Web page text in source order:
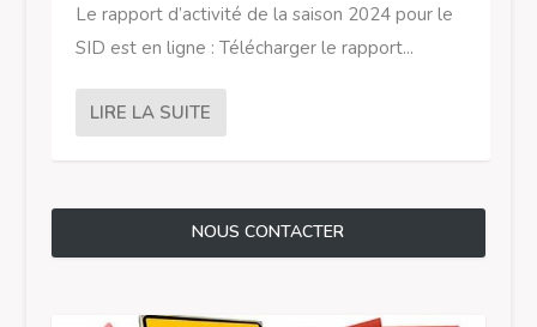
Le rapport d’activité de la saison 2024 pour le
SID est en ligne : Télécharger le rapport...
LIRE LA SUITE
NOUS CONTACTER